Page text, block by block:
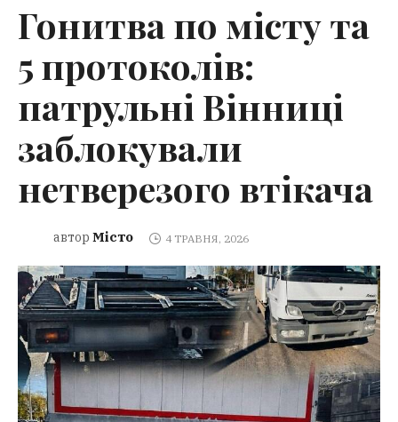
Гонитва по місту та
5 протоколів:
патрульні Вінниці
заблокували
нетверезого втікача
автор Місто 4 ТРАВНЯ, 2026